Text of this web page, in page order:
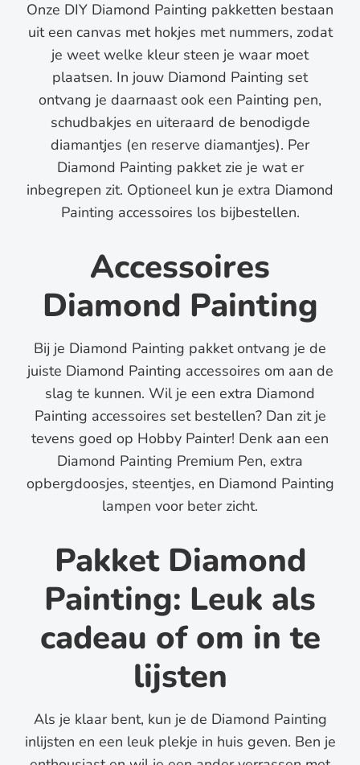
Onze DIY Diamond Painting pakketten bestaan
uit een canvas met hokjes met nummers, zodat
je weet welke kleur steen je waar moet
plaatsen. In jouw Diamond Painting set
ontvang je daarnaast ook een Painting pen,
schudbakjes en uiteraard de benodigde
diamantjes (en reserve diamantjes). Per
Diamond Painting pakket zie je wat er
inbegrepen zit. Optioneel kun je extra Diamond
Painting accessoires los bijbestellen.
Accessoires
Diamond Painting
Bij je Diamond Painting pakket ontvang je de
juiste Diamond Painting accessoires om aan de
slag te kunnen. Wil je een extra Diamond
Painting accessoires set bestellen? Dan zit je
tevens goed op Hobby Painter! Denk aan een
Diamond Painting Premium Pen, extra
opbergdoosjes, steentjes, en Diamond Painting
lampen voor beter zicht.
Pakket Diamond
Painting: Leuk als
cadeau of om in te
lijsten
Als je klaar bent, kun je de Diamond Painting
inlijsten en een leuk plekje in huis geven. Ben je